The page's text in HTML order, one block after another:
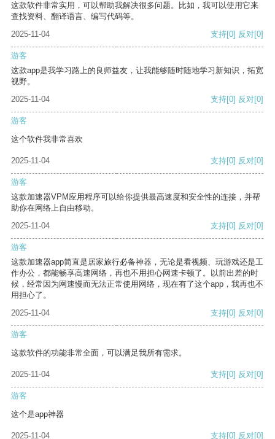
这款软件非常实用，可以帮助我解决很多问题。比如，我可以使用它来
查找资料、翻译语言、编写代码等。
2025-11-04
支持[0] 反对[0]
游客
这款app是我学习路上的良师益友，让我能够随时随地学习新知识，拓宽
视野。
2025-11-04
支持[0] 反对[0]
游客
这个软件我非常喜欢
2025-11-04 支持[0] 反对[0]
游客
这款加速器VPM应用程序可以给你提供最高速度和安全性的连接，并帮
助你在网络上自由移动。
2025-11-04
支持[0] 反对[0]
游客
这款加速器app简直是居家旅行必备神器，无论是看视频、玩游戏还是工
作办公，都能畅享高速网络，再也不用担心网速卡顿了。以前出差的时
候，经常因为网速慢而无法正常使用网络，现在有了这个app，我再也不
用担心了。
2025-11-04
支持[0] 反对[0]
游客
这款软件的功能非常全面，可以满足我所有需求。
2025-11-04 支持[0] 反对[0]
游客
这个是app神器
2025-11-04 支持[0] 反对[0]